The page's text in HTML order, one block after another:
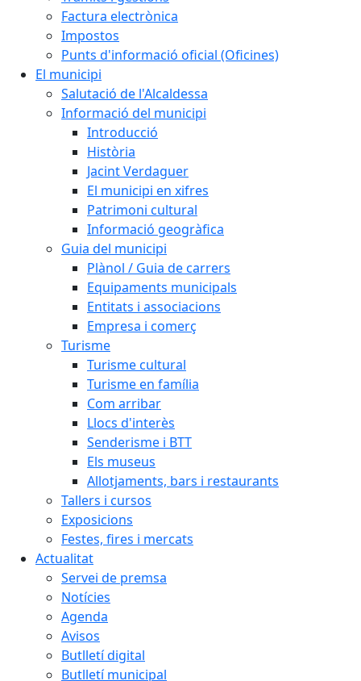
Factura electrònica
Impostos
Punts d'informació oficial (Oficines)
El municipi
Salutació de l'Alcaldessa
Informació del municipi
Introducció
Història
Jacint Verdaguer
El municipi en xifres
Patrimoni cultural
Informació geogràfica
Guia del municipi
Plànol / Guia de carrers
Equipaments municipals
Entitats i associacions
Empresa i comerç
Turisme
Turisme cultural
Turisme en família
Com arribar
Llocs d'interès
Senderisme i BTT
Els museus
Allotjaments, bars i restaurants
Tallers i cursos
Exposicions
Festes, fires i mercats
Actualitat
Servei de premsa
Notícies
Agenda
Avisos
Butlletí digital
Butlletí municipal